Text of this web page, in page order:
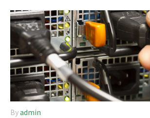
Byadmin